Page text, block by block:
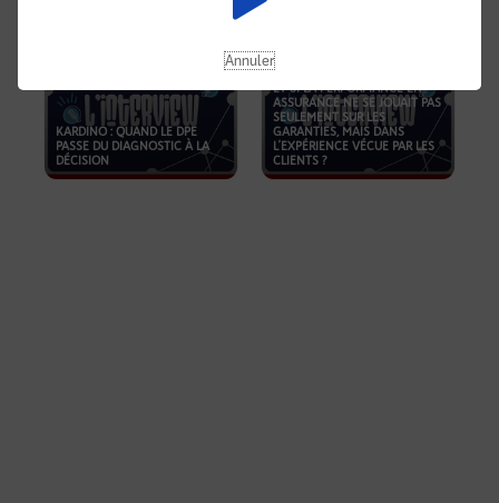
KARDINO : QUAND LE DPE
PASSE DU DIAGNOSTIC À LA
DÉCISION
ET SI LA PERFORMANCE EN
ASSURANCE NE SE JOUAIT PAS
SEULEMENT SUR LES
GARANTIES, MAIS DANS
L’EXPÉRIENCE VÉCUE PAR LES
CLIENTS ?
Annuler